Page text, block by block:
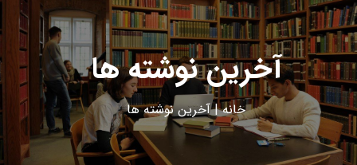
آخرین نوشته ها
خانه|آخرین نوشته ها